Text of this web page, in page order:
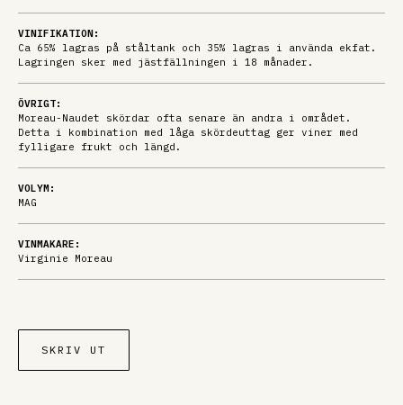
VINIFIKATION:
Ca 65% lagras på ståltank och 35% lagras i använda ekfat.
Lagringen sker med jästfällningen i 18 månader.
ÖVRIGT:
Moreau-Naudet skördar ofta senare än andra i området.
Detta i kombination med låga skördeuttag ger viner med
fylligare frukt och längd.
VOLYM:
MAG
VINMAKARE:
Virginie Moreau
SKRIV UT